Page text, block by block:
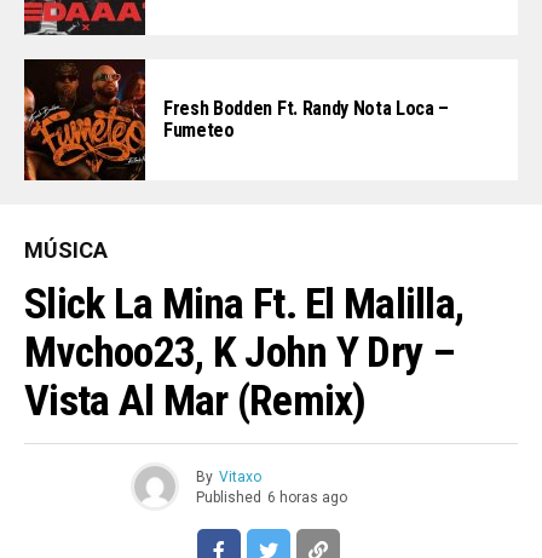
Fresh Bodden Ft. Randy Nota Loca –
Fumeteo
MÚSICA
Slick La Mina Ft. El Malilla,
Mvchoo23, K John Y Dry –
Vista Al Mar (Remix)
By Vitaxo
Published 6 horas ago